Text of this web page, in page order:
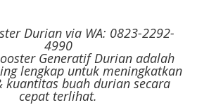
Durian via WA: 0823-2292-
4990
Generatif Durian adalah
lengkap untuk meningkatkan
kuantitas buah durian secara
cepat terlihat.